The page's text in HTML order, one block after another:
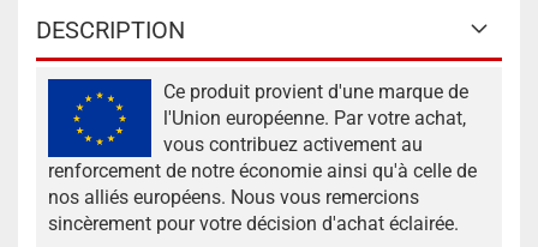
DESCRIPTION
Ce produit provient d'une marque de
l'Union européenne. Par votre achat,
vous contribuez activement au
renforcement de notre économie ainsi qu'à celle de
nos alliés européens. Nous vous remercions
sincèrement pour votre décision d'achat éclairée.